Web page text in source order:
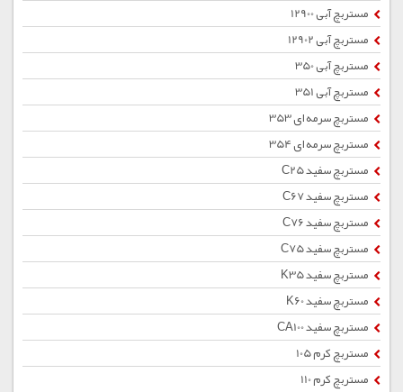
مستربچ آبی 12900
مستربچ آبی 12902
مستربچ آبی 350
مستربچ آبی 351
مستربچ سرمه ای 353
مستربچ سرمه ای 354
مستربچ سفید C25
مستربچ سفید C67
مستربچ سفید C76
مستربچ سفید C75
مستربچ سفید K35
مستربچ سفید K60
مستربچ سفید CA100
مستربچ کرم 105
مستربچ کرم 110